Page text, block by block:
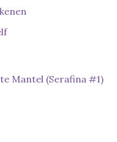
Mantel (Serafina #1)